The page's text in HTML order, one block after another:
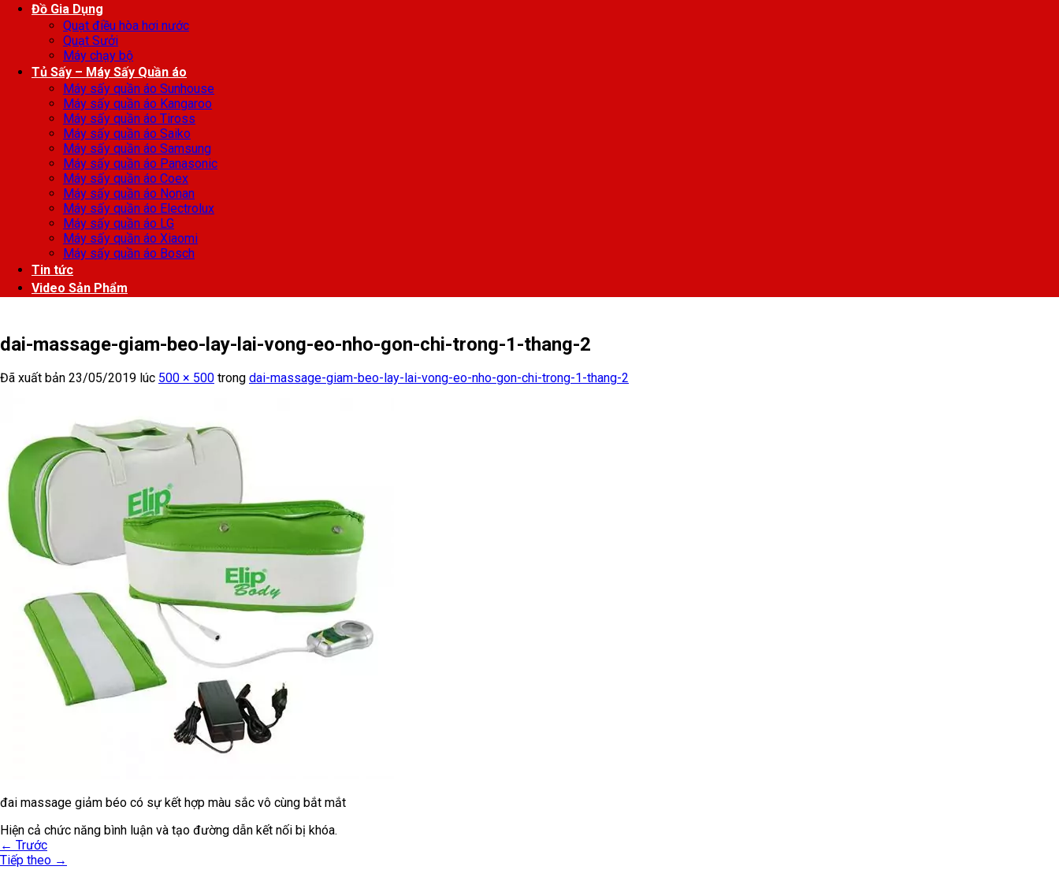
Đồ Gia Dụng
Quạt điều hòa hơi nước
Quạt Sưởi
Máy chạy bộ
Tủ Sấy – Máy Sấy Quần áo
Máy sấy quần áo Sunhouse
Máy sấy quần áo Kangaroo
Máy sấy quần áo Tiross
Máy sấy quần áo Saiko
Máy sấy quần áo Samsung
Máy sấy quần áo Panasonic
Máy sấy quần áo Coex
Máy sấy quần áo Nonan
Máy sấy quần áo Electrolux
Máy sấy quần áo LG
Máy sấy quần áo Xiaomi
Máy sấy quần áo Bosch
Tin tức
Video Sản Phẩm
dai-massage-giam-beo-lay-lai-vong-eo-nho-gon-chi-trong-1-thang-2
Đã xuất bản 23/05/2019 lúc 500 × 500 trong dai-massage-giam-beo-lay-lai-vong-eo-nho-gon-chi-trong-1-thang-2
đai massage giảm béo có sự kết hợp màu sắc vô cùng bắt mắt
Hiện cả chức năng bình luận và tạo đường dẫn kết nối bị khóa.
← Trước
Tiếp theo →